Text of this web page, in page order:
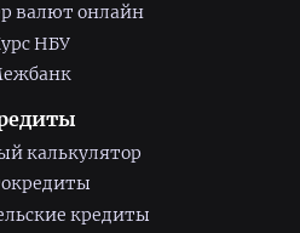
валют онлайн
НБУ
калькулятор
кредиты